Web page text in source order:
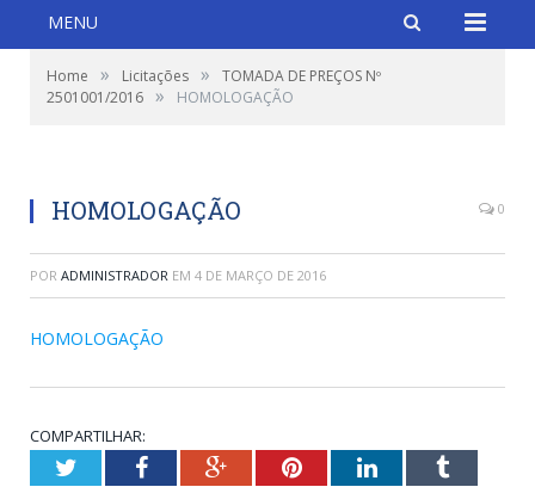
MENU
Home » Licitações »
TOMADA DE PREÇOS Nº
2501001/2016 » HOMOLOGAÇÃO
HOMOLOGAÇÃO 0
POR ADMINISTRADOR EM 4 DE MARÇO DE 2016
HOMOLOGAÇÃO
COMPARTILHAR:
TwitterFacebookGoogle+PinterestLinkedInTumblr